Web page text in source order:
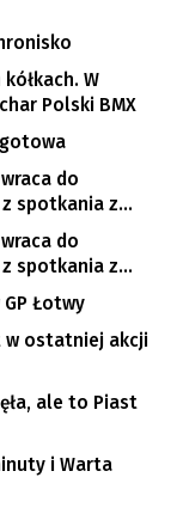
W
Polski BMX
gotowa
do
spotkania z
u nas!
do
spotkania z
u nas!
Łotwy
w ostatniej akcji
ale to Piast
i Warta